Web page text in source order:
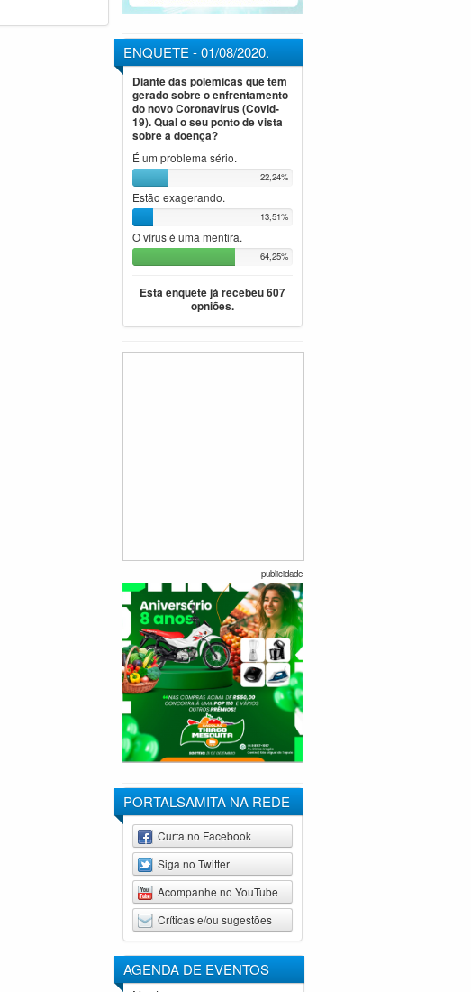
ENQUETE - 01/08/2020.
Diante das polêmicas que tem
gerado sobre o enfrentamento
do novo Coronavírus (Covid-
19). Qual o seu ponto de vista
sobre a doença?
É um problema sério.
22,24%
Estão exagerando.
13,51%
O vírus é uma mentira.
64,25%
Esta enquete já recebeu 607
opniões.
publicidade
PORTALSAMITA NA REDE
Curta no Facebook
Siga no Twitter
Acompanhe no YouTube
Críticas e/ou sugestões
AGENDA DEEVENTOS